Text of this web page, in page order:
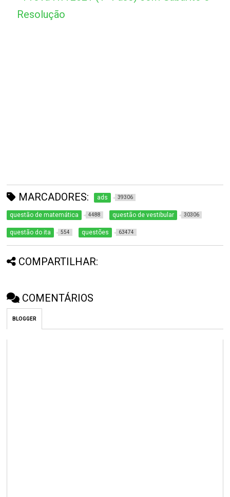
Resolução
MARCADORES: ads 39306
questão de matemática 4488 questão de vestibular 30306
questão do ita 554 questões 63474
COMPARTILHAR:
COMENTÁRIOS
BLOGGER